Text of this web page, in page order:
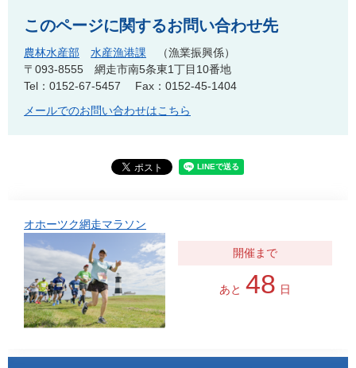
このページに関するお問い合わせ先
農林水産部 水産漁港課
漁業振興係
〒093-8555
網走市南5条東1丁目10番地
Tel：0152-67-5457
Fax：0152-45-1404
メールでのお問い合わせはこちら
オホーツク網走マラソン
あと 48 日